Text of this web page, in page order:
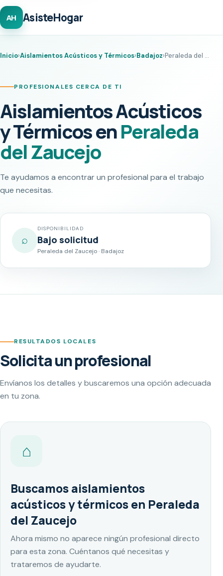
AH AsisteHogar
Inicio›Aislamientos Acústicos y Térmicos›Badajoz› Peraleda del Zaucejo
PROFESIONALES CERCA DE TI
Aislamientos Acústicos
y Térmicos enPeraleda
del Zaucejo
Te ayudamos a encontrar un profesional para el trabajo
que necesitas.
⌕
DISPONIBILIDAD
Bajo solicitud
Peraleda del Zaucejo · Badajoz
RESULTADOS LOCALES
Solicita un profesional
Envíanos los detalles y buscaremos una opción adecuada
en tu zona.
⌂
Buscamos aislamientos
acústicos y térmicos en Peraleda
del Zaucejo
Ahora mismo no aparece ningún profesional directo
para esta zona. Cuéntanos qué necesitas y
trataremos de ayudarte.